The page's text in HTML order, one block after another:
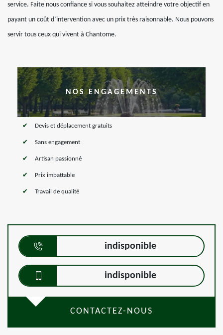
service. Faite nous confiance si vous souhaitez atteindre votre objectif en
payant un coût d’intervention avec un prix très raisonnable. Nous pouvons
servir tous ceux qui vivent à Chantome.
NOS ENGAGEMENTS
Devis et déplacement gratuits
Sans engagement
Artisan passionné
Prix imbattable
Travail de qualité
indisponible
indisponible
CONTACTEZ-NOUS